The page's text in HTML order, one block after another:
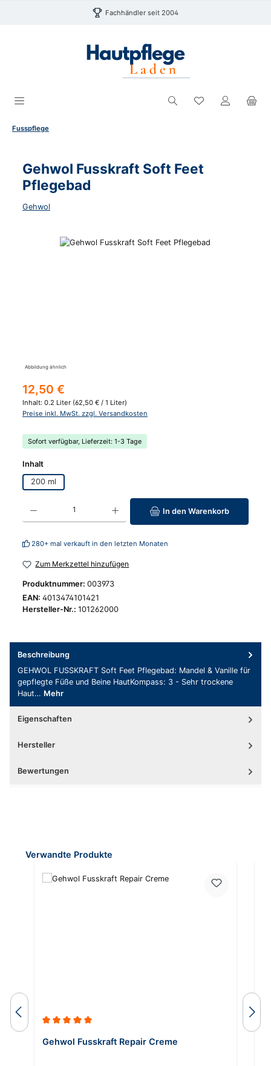
Zum Hauptinhalt springen Fachhändler seit 2004
Du hast 0
Fusspflege
Gehwol Fusskraft Soft Feet
Pflegebad
Gehwol
Bildergalerie überspringen
Abbildung ähnlich
Regulärer Preis:
12,50 €
Inhalt: 0.2 Liter (62,50 € / 1 Liter)
Preise inkl. MwSt. zzgl. Versandkosten
Sofort verfügbar, Lieferzeit: 1-3 Tage
Inhaltauswählen
200 ml
Produkt Anzahl: Gib den gewünschten Wert ein oder benutze die
In den Warenkorb
280+ mal verkauft in den letzten Monaten
Zum Merkzettel hinzufügen
Produktnummer: 003973
EAN: 4013474101421
Hersteller-Nr.: 101262000
Beschreibung
GEHWOL FUSSKRAFT Soft Feet Pflegebad: Mandel & Vanille für
gepflegte Füße und Beine HautKompass: 3 - Sehr trockene
Haut… Mehr
Eigenschaften
Hersteller
Bewertungen
Produktgalerie überspringen
Verwandte Produkte
Gehwol Fusskraft Repair Creme